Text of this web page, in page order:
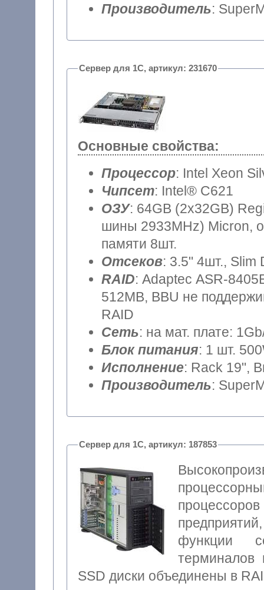
Производитель:
Сервер для 1С, артикул: 231670
Основные свойства:
Процессор: Intel Xeon
Чипсет: Intel® C621
ОЗУ: 64GB (2x32GB)
шины 2933MHz) Micron,
памяти 8шт.
Отсеков: 3.5" 4шт., Slim
RAID: Adaptec ASR-
512MB, BBU не
RAID
Сеть: на мат. плате:
Блок питания: 1 шт.
Исполнение: Rack 19",
Производитель:
Сервер для 1С, артикул: 187853
функции
SSD диски объединены в